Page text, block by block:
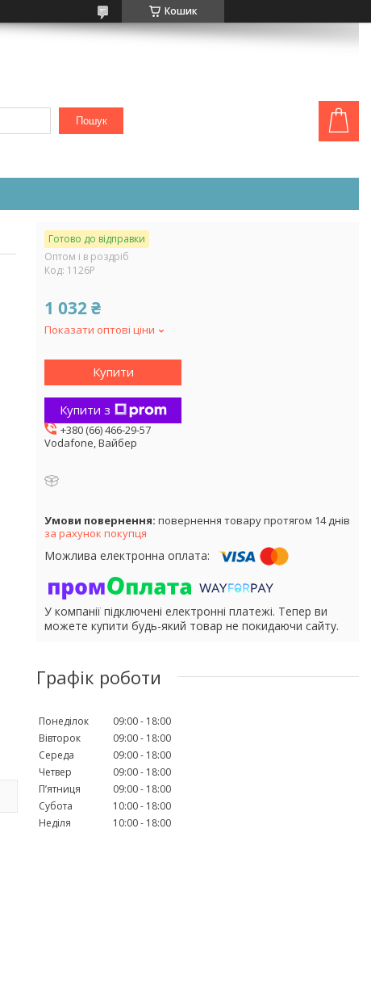
Кошик
Пошук
Готово до відправки
Оптом і в роздріб
Код: 1126Р
1 032 ₴
Показати оптові ціни
Купити
Купити з
+380 (66) 466-29-57
Vodafone, Вайбер
повернення товару протягом 14 днів
за рахунок покупця
У компанії підключені електронні платежі. Тепер ви
можете купити будь-який товар не покидаючи сайту.
Графік роботи
Понеділок 09:00
18:00
Вівторок
09:00
18:00
Середа
09:00
18:00
Четвер
09:00
18:00
Пʼятниця
09:00
18:00
Субота
10:00
18:00
Неділя
10:00 18:00